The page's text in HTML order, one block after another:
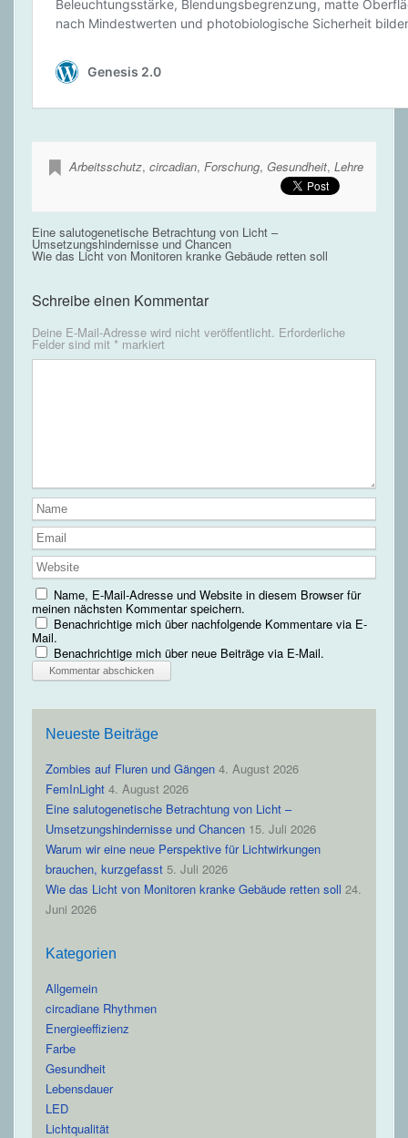
Arbeitsschutz, circadian, Forschung, Gesundheit, Lehre
Eine salutogenetische Betrachtung von Licht –
Umsetzungshindernisse und Chancen
Wie das Licht von Monitoren kranke Gebäude retten soll
Schreibe einen Kommentar
Deine E-Mail-Adresse wird nicht veröffentlicht. Erforderliche
Felder sind mit *markiert
Name, E-Mail-Adresse und Website in diesem Browser für
meinen nächsten Kommentar speichern.
Benachrichtige mich über nachfolgende Kommentare via E-
Mail.
Benachrichtige mich über neue Beiträge via E-Mail.
Neueste Beiträge
Zombies auf Fluren und Gängen 4. August 2026
FemInLight 4. August 2026
Eine salutogenetische Betrachtung von Licht –
Umsetzungshindernisse und Chancen 15. Juli 2026
Warum wir eine neue Perspektive für Lichtwirkungen
brauchen, kurzgefasst 5. Juli 2026
Wie das Licht von Monitoren kranke Gebäude retten soll 24.
Juni 2026
Kategorien
Allgemein
circadiane Rhythmen
Energieeffizienz
Farbe
Gesundheit
Lebensdauer
LED
Lichtqualität